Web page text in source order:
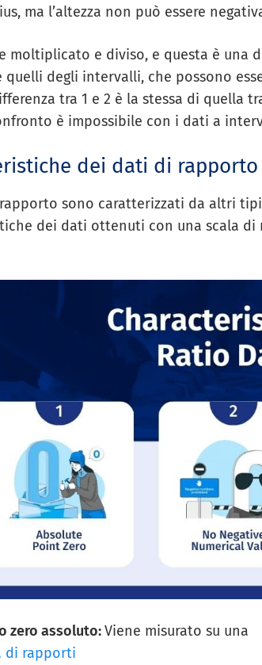
ma l’altezza non può essere
moltiplicato e diviso, e questa è
quelli degli intervalli, che possono
tra 1 e 2 è la stessa di quella
è impossibile con i dati a
dei dati di rapporto
sono caratterizzati da altri
dei dati ottenuti con una scala di
zero assoluto:Viene misurato su una
di rapporti